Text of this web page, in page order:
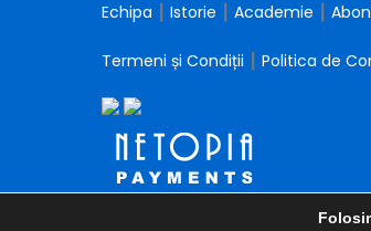
Echipa Istorie Academie
Termeni și Condiții Politica de